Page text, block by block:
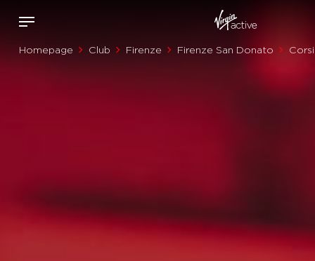
Homepage Club Firenze Firenze San Donato Corsi